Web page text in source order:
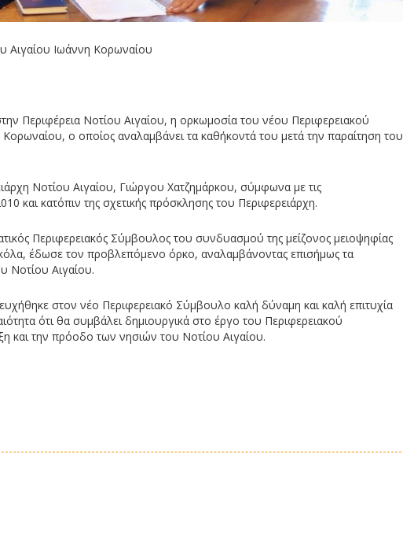
Αιγαίου Ιωάννη Κορωναίου
Περιφέρεια Νοτίου Αιγαίου, η ορκωμοσία του νέου Περιφερειακού
ο οποίος αναλαμβάνει τα καθήκοντά του μετά την παραίτηση του
Νοτίου Αιγαίου, Γιώργου Χατζημάρκου, σύμφωνα με τις
και κατόπιν της σχετικής πρόσκλησης του Περιφερειάρχη.
Περιφερειακός Σύμβουλος του συνδυασμού της μείζονος μειοψηφίας
έδωσε τον προβλεπόμενο όρκο, αναλαμβάνοντας επισήμως τα
Νοτίου Αιγαίου.
στον νέο Περιφερειακό Σύμβουλο καλή δύναμη και καλή επιτυχία
ότι θα συμβάλει δημιουργικά στο έργο του Περιφερειακού
και την πρόοδο των νησιών του Νοτίου Αιγαίου.